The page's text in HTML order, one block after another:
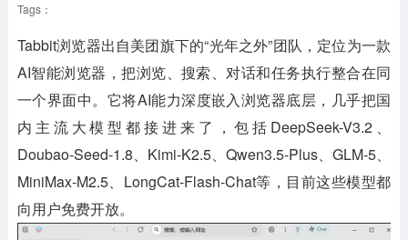
安卓其它
Tags：
Tabbit浏览器出自美团旗下的“光年之外”团队，定位为一款
AI智能浏览器，把浏览、搜索、对话和任务执行整合在同
一个界面中。它将AI能力深度嵌入浏览器底层，几乎把国
内主流大模型都接进来了，包括DeepSeek-V3.2、
Doubao-Seed-1.8、Kimi-K2.5、Qwen3.5-Plus、GLM-5、
MiniMax-M2.5、LongCat-Flash-Chat等，目前这些模型都
向用户免费开放。